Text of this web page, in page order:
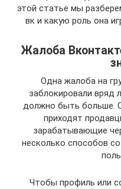
этой статье мы
вк и какую роль она
Жалоба
Одна жалоба на
заблокировали вряд
должно быть больше.
приходят
зарабатывающие
несколько способов
Чтобы профиль или